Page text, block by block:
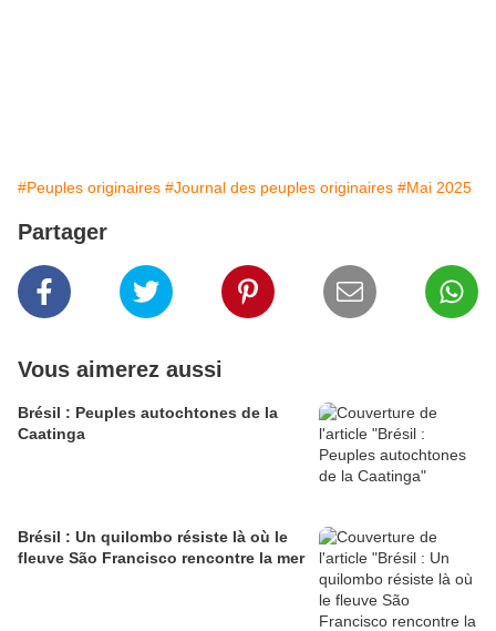
#Peuples originaires #Journal des peuples originaires #Mai 2025
Partager
Vous aimerez aussi
Brésil : Peuples autochtones de la
Caatinga
Brésil : Un quilombo résiste là où le
fleuve São Francisco rencontre la mer